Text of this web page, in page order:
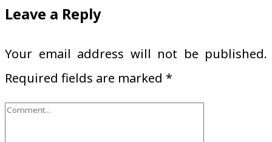
Leave a Reply
Your email address will not be published.
Required fields are marked *